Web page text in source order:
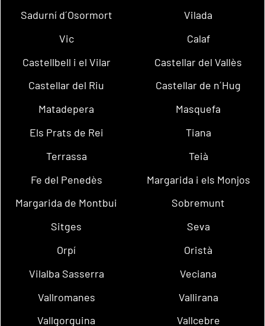
Sadurní d´Osormort
Vilada
Vic
Calaf
Castellbell i el Vilar
Castellar del Vallès
Castellar del Riu
Castellar de n´Hug
Matadepera
Masquefa
Els Prats de Rei
Tiana
Terrassa
Teià
Fe del Penedès
Margarida i els Monjos
Margarida de Montbui
Sobremunt
Sitges
Seva
Orpí
Oristà
Vilalba Sasserra
Veciana
Vallromanes
Vallirana
Vallgorguina
Vallcebre